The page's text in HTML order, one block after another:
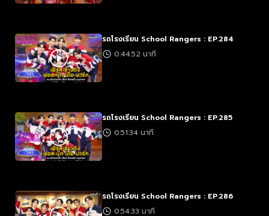
รถโรงเรียน School Rangers : EP.284
0:44:52 นาที
รถโรงเรียน School Rangers : EP.285
0:51:34 นาที
รถโรงเรียน School Rangers : EP.286
0:54:33 นาที